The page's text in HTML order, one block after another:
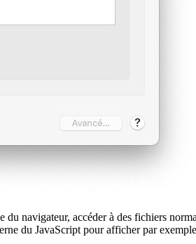
navigateur, accéder à des fichiers
du JavaScript pour afficher par